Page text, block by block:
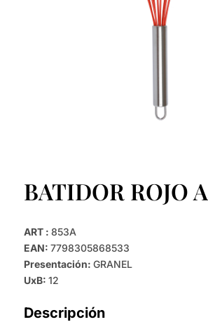
BATIDOR ROJO
ART : 853A
EAN: 7798305868533
Presentación: GRANEL
UxB: 12
Descripción